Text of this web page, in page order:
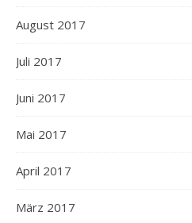
August 2017
Juli 2017
Juni 2017
Mai 2017
April 2017
März 2017